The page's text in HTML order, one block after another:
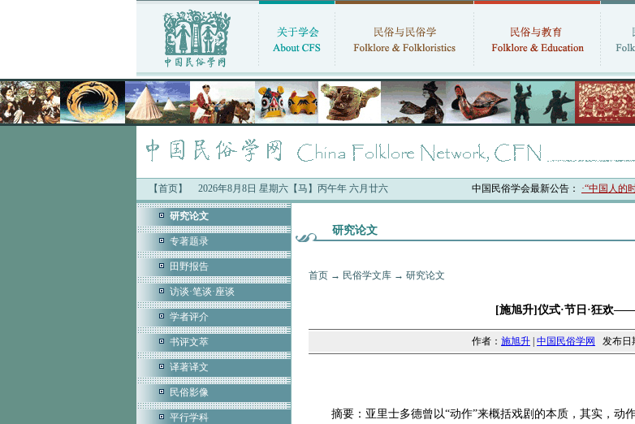
【首页】 2026年8月8日 星期六【马】丙午年 六月廿六 中国民俗学会最新公告：·“中国人的时间：二
研究论文
专著题录
田野报告
访谈·笔谈·座谈
学者评介
书评文萃
译著译文
民俗影像
平行学科
研究论文
首页→ 民俗学文库→ 研究论文
[施旭升]仪式·节日·狂欢
作者： 施旭升 中国民俗学网 发布日
摘要：亚里士多德曾以“动作”来概括戏剧的本质，其实，动